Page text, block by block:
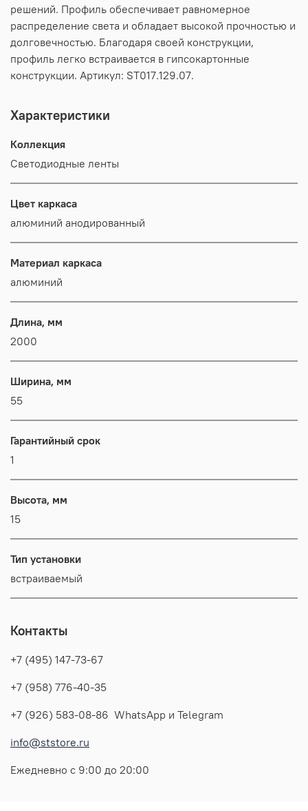
решений. Профиль обеспечивает равномерное
распределение света и обладает высокой прочностью и
долговечностью. Благодаря своей конструкции,
профиль легко встраивается в гипсокартонные
конструкции. Артикул: ST017.129.07.
Характеристики
Коллекция
Светодиодные ленты
Цвет каркаса
алюминий анодированный
Материал каркаса
алюминий
Длина, мм
2000
Ширина, мм
55
Гарантийный срок
1
Высота, мм
15
Тип установки
встраиваемый
Контакты
+7 (495) 147-73-67
+7 (958) 776-40-35
+7 (926) 583-08-86 WhatsApp и Telegram
info@ststore.ru
Ежедневно с 9:00 до 20:00